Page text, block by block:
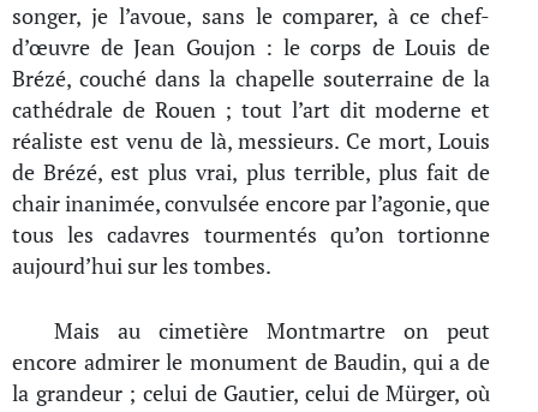
songer, je l’avoue, sans le comparer, à ce chef-
d’œuvre de Jean Goujon : le corps de Louis de
Brézé, couché dans la chapelle souterraine de la
cathédrale de Rouen ; tout l’art dit moderne et
réaliste est venu de là, messieurs. Ce mort, Louis
de Brézé, est plus vrai, plus terrible, plus fait de
chair inanimée, convulsée encore par l’agonie, que
tous les cadavres tourmentés qu’on tortionne
aujourd’hui sur les tombes.
Mais au cimetière Montmartre on peut
encore admirer le monument de Baudin, qui a de
la grandeur ; celui de Gautier, celui de Mürger, où